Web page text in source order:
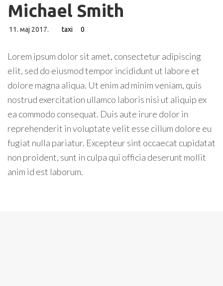
Michael Smith
11. мај 2017. taxi 0
Lorem ipsum dolor sit amet, consectetur adipiscing
elit, sed do eiusmod tempor incididunt ut labore et
dolore magna aliqua. Ut enim ad minim veniam, quis
nostrud exercitation ullamco laboris nisi ut aliquip ex
ea commodo consequat. Duis aute irure dolor in
reprehenderit in voluptate velit esse cillum dolore eu
fugiat nulla pariatur. Excepteur sint occaecat cupidatat
non proident, sunt in culpa qui officia deserunt mollit
anim id est laborum.